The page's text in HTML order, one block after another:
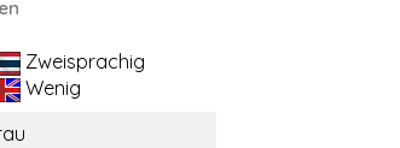
Zweisprachig
Wenig